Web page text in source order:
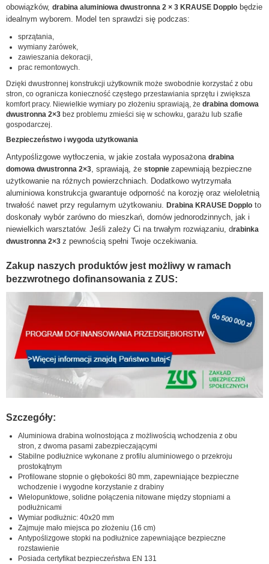
obowiązków, drabina aluminiowa dwustronna 2 × 3 KRAUSE Dopplo będzie
idealnym wyborem. Model ten sprawdzi się podczas:
sprzątania,
wymiany żarówek,
zawieszania dekoracji,
prac remontowych.
Dzięki dwustronnej konstrukcji użytkownik może swobodnie korzystać z obu
stron, co ogranicza konieczność częstego przestawiania sprzętu i zwiększa
komfort pracy. Niewielkie wymiary po złożeniu sprawiają, że drabina domowa
dwustronna 2×3 bez problemu zmieści się w schowku, garażu lub szafie
gospodarczej.
Bezpieczeństwo i wygoda użytkowania
Antypoślizgowe wytłoczenia, w jakie została wyposażona drabina
domowa dwustronna 2×3 , sprawiają, że stopnie zapewniają bezpieczne
użytkowanie na różnych powierzchniach. Dodatkowo wytrzymała
aluminiowa konstrukcja gwarantuje odporność na korozję oraz wieloletnią
trwałość nawet przy regularnym użytkowaniu. Drabina KRAUSE Dopplo to
doskonały wybór zarówno do mieszkań, domów jednorodzinnych, jak i
niewielkich warsztatów. Jeśli zależy Ci na trwałym rozwiązaniu, drabinka
dwustronna 2×3 z pewnością spełni Twoje oczekiwania.
Zakup naszych produktów jest możliwy w ramach
bezzwrotnego dofinansowania z ZUS:
Szczegóły:
Aluminiowa drabina wolnostojąca z możliwością wchodzenia z obu
stron, z dwoma pasami zabezpieczającymi
Stabilne podłużnice wykonane z profilu aluminiowego o przekroju
prostokątnym
Profilowane stopnie o głębokości 80 mm, zapewniające bezpieczne
wchodzenie i wygodne korzystanie z drabiny
Wielopunktowe, solidne połączenia nitowane między stopniami a
podłużnicami
Wymiar podłużnic: 40x20 mm
Zajmuje mało miejsca po złożeniu (16 cm)
Antypoślizgowe stopki na podłużnice zapewniające bezpieczne
rozstawienie
Posiada certyfikat bezpieczeństwa EN 131